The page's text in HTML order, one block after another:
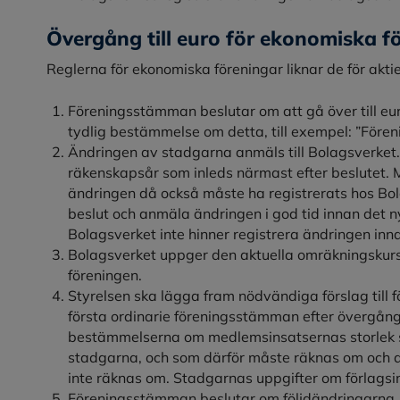
Övergång till euro för ekonomiska
Reglerna för ekonomiska föreningar liknar de för
Föreningsstämman beslutar om att gå över till
tydlig bestämmelse om detta, till exempel:
Ändringen av stadgarna anmäls till
räkenskapsår som inleds närmast efter
ändringen då också måste ha registrerats hos
beslut och anmäla ändringen i god tid innan det
Bolagsverket inte hinner registrera ändringen
Bolagsverket uppger den aktuella
föreningen.
Styrelsen ska lägga fram nödvändiga förslag till
första ordinarie föreningsstämman efter
bestämmelserna om medlemsinsatsernas
stadgarna, och som därför måste räknas om och
inte räknas om. Stadgarnas uppgifter om